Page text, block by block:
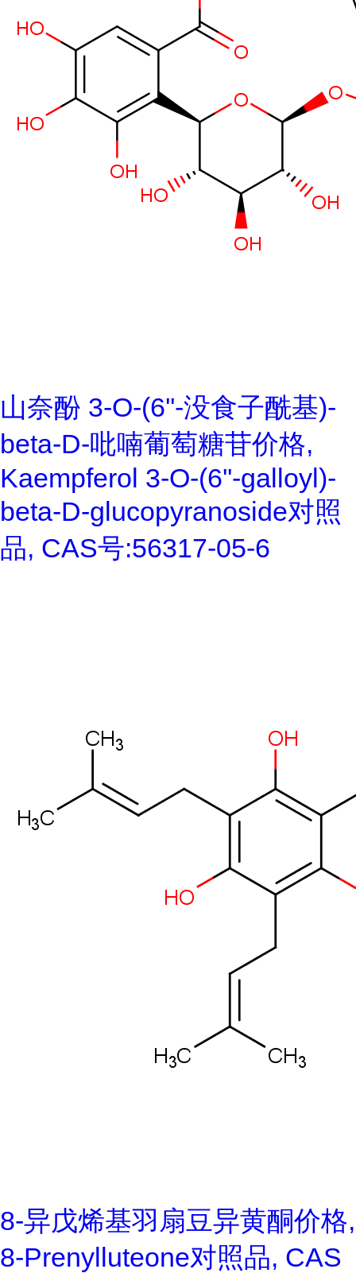
山奈酚 3-O-(6''-没食子酰基)-
beta-D-吡喃葡萄糖苷价格,
Kaempferol 3-O-(6''-galloyl)-
beta-D-glucopyranoside对照
品, CAS号:56317-05-6
8-异戊烯基羽扇豆异黄酮价格,
8-Prenylluteone对照品, CAS